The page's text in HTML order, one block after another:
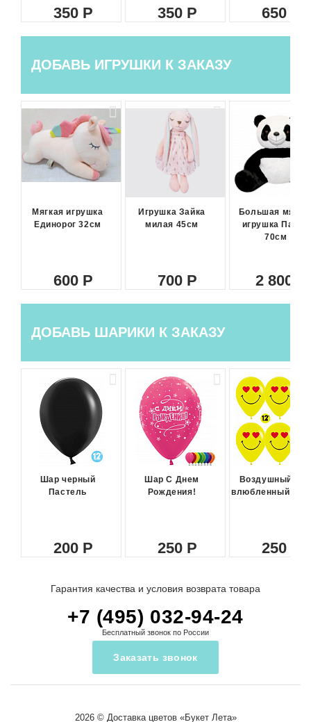
350 350 650
ДОБАВЬ ИГРУШКИ К ЗАКАЗУ
Мягкая игрушка
Единорог 32см
600
Игрушка Зайка
милая 45см
700
Большая
игрушка Панда
70см
2 800
ДОБАВЬ ШАРИКИ К ЗАКАЗУ
Шар черный
Пастель
200
Шар С Днем
Рождения!
250
Воздушный
влюбленный
250
Гарантия качества и условия возврата товара
+7 (495) 032-94-24
Бесплатный звонок по России
Заказать звонок
2026 © Доставка цветов«Букет Лета»